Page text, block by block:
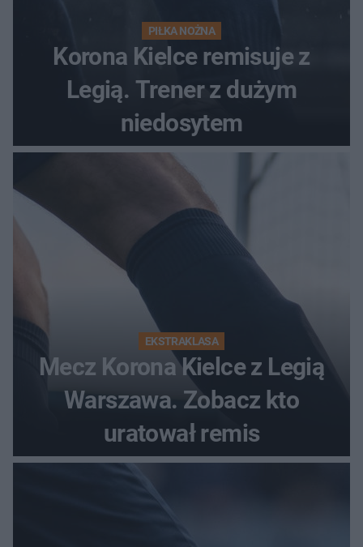
PIŁKA NOŻNA
Korona Kielce remisuje z
Legią. Trener z dużym
niedosytem
EKSTRAKLASA
Mecz Korona Kielce z Legią
Warszawa. Zobacz kto
uratował remis